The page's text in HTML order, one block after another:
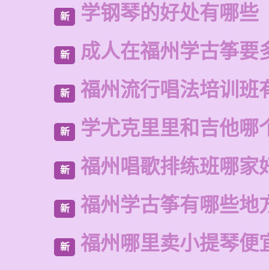
新 学钢琴的好处有哪些
新 成人在福州学古筝要
新 福州流行唱法培训班
新 学尤克里里和吉他哪
新 福州唱歌排练班哪家
新 福州学古筝有哪些地
新 福州哪里卖小提琴便